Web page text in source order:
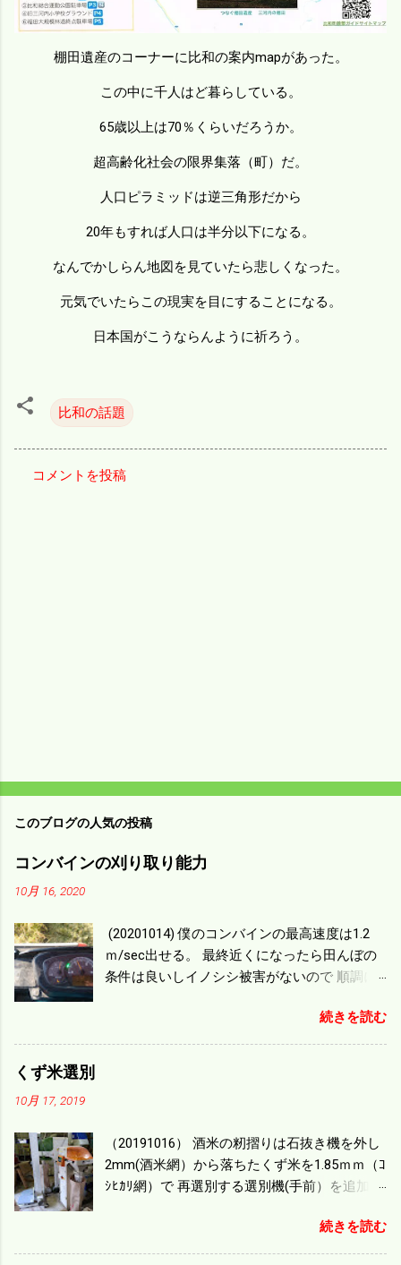
棚田遺産のコーナーに比和の案内mapがあった。
この中に千人はど暮らしている。
65歳以上は70％くらいだろうか。
超高齢化社会の限界集落（町）だ。
人口ピラミッドは逆三角形だから
20年もすれば人口は半分以下になる。
なんでかしらん地図を見ていたら悲しくなった。
元気でいたらこの現実を目にすることになる。
日本国がこうならんように祈ろう。
比和の話題
コメントを投稿
このブログの人気の投稿
コンバインの刈り取り能力
10月 16, 2020
(20201014) 僕のコンバインの最高速度は1.2
ｍ/sec出せる。 最終近くになったら田んぼの
条件は良いしイノシシ被害がないので 順調に
ｍ/min、4.32ｋｍ/hrになり 幅は約2ｍだから
0.864/haの作業能力がある。 実際は回転した
機の容量、籾摺りの能力などのバランスの問
題で 今の機種で満足している。 というより買
った時はまだ耕作面積が少なく手が出せ 無か
のがある。キャビン付きだから一度は乗って
みたいと思う。 町内では5条刈りの100㎰で作
続きを読む
くず米選別
10月 17, 2019
（20191016） 酒米の籾摺りは石抜き機を外し
2mm(酒米網）から落ちたくず米を1.85ｍｍ（ｺ
ｼﾋｶﾘ網）で 再選別する選別機(手前）を追加す
ず米より2倍近い値段になる。 後で選別するの
には手間がかかるので 一度に選別するやり方
続きを読む